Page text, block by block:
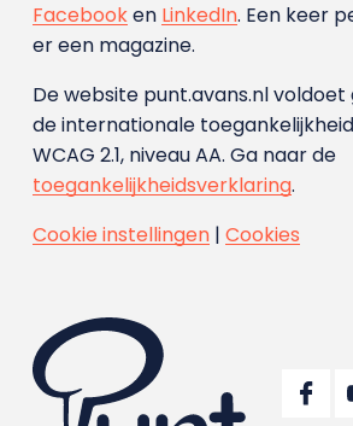
Facebooken LinkedIn. Een keer
er een magazine.
De website punt.avans.nl
de internationale
WCAG 2.1, niveau AA. Ga naar de
toegankelijkheidsverklaring.
Cookie instellingen| Cookies